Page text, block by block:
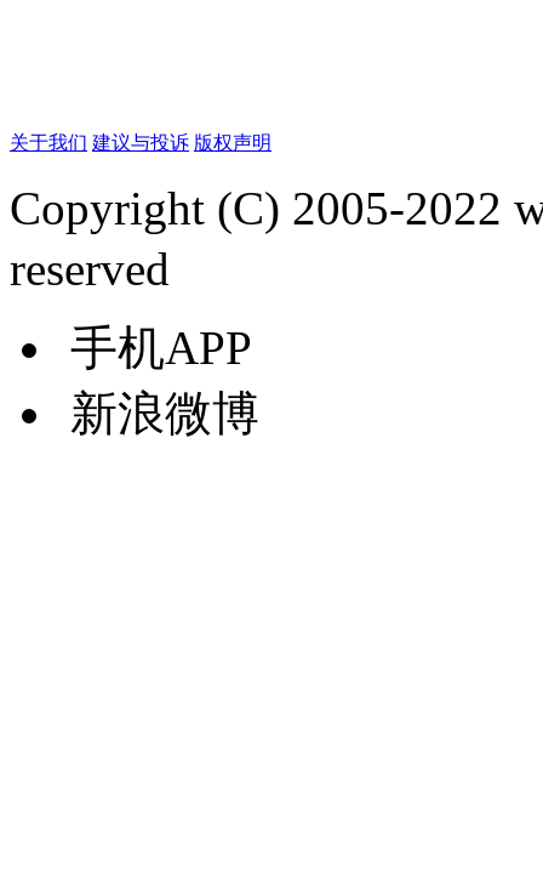
关于我们 建议与投诉 版权声明
Copyright (C) 2005-2022
reserved
手机APP
新浪微博